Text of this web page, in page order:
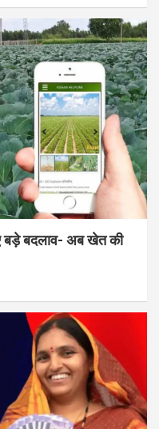
बड़े बदलाव- अब खेत की